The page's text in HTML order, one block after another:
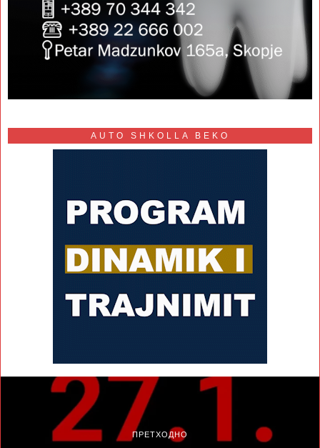
AUTO SHKOLLA BEKO
ПРЕТХОДНО